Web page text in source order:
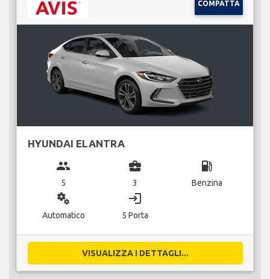
COMPATTA
HYUNDAI ELANTRA
group
5
business_center
3
local_gas_station
Benzina
miscellaneous_services
Automatico
login
5 Porta
VISUALIZZA I DETTAGLI...